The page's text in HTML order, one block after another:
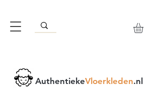
AuthentiekeVloerkleden.nl